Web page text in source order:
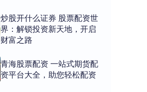
炒股开什么证券 股票配资世
界：解锁投资新天地，开启
财富之路
青海股票配资 一站式期货配
资平台大全，助您轻松配资